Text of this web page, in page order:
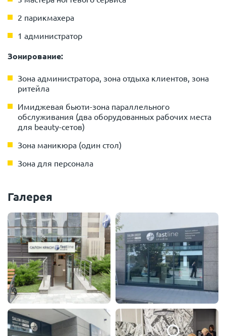
2 парикмахера
1 администратор
Зонирование:
Зона администратора, зона отдыха клиентов, зона
ритейла
Имиджевая бьюти-зона параллельного
обслуживания (два оборудованных рабочих места
для beauty-сетов)
Зона маникюра (один стол)
Зона для персонала
Галерея